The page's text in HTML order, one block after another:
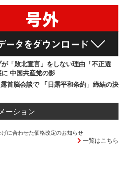
が「敗北宣言」をしない理由「不正選
中国共産党の影
首脳会談で 「日露平和条約」締結の決
ーション
に合わせた価格改定のお知らせ
一覧はこちら